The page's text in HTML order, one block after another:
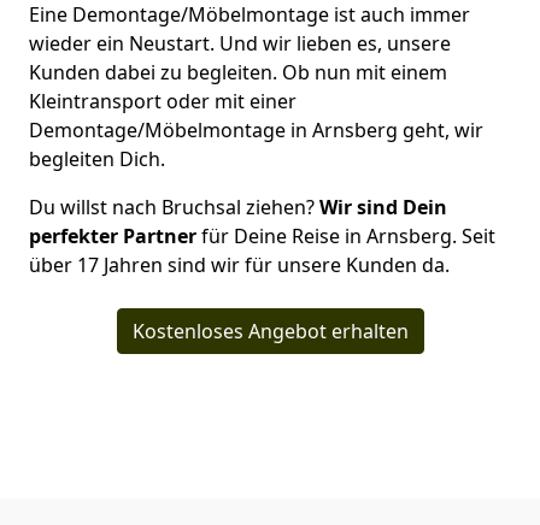
Eine Demontage/Möbelmontage ist auch immer
wieder ein Neustart. Und wir lieben es, unsere
Kunden dabei zu begleiten. Ob nun mit einem
Kleintransport oder mit einer
Demontage/Möbelmontage in Arnsberg geht, wir
begleiten Dich.
Du willst nach Bruchsal ziehen?Wir sind Dein
perfekter Partnerfür Deine Reise in Arnsberg. Seit
über 17 Jahren sind wir für unsere Kunden da.
Kostenloses Angebot erhalten